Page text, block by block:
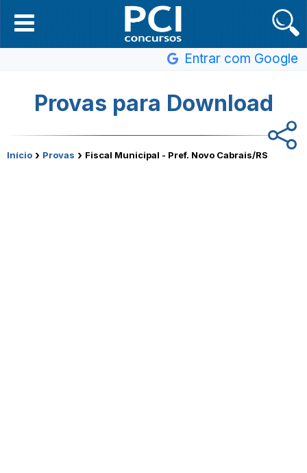
Entrar com Google
Provas para Download
Início › Provas › Fiscal Municipal - Pref. Novo Cabrais/RS